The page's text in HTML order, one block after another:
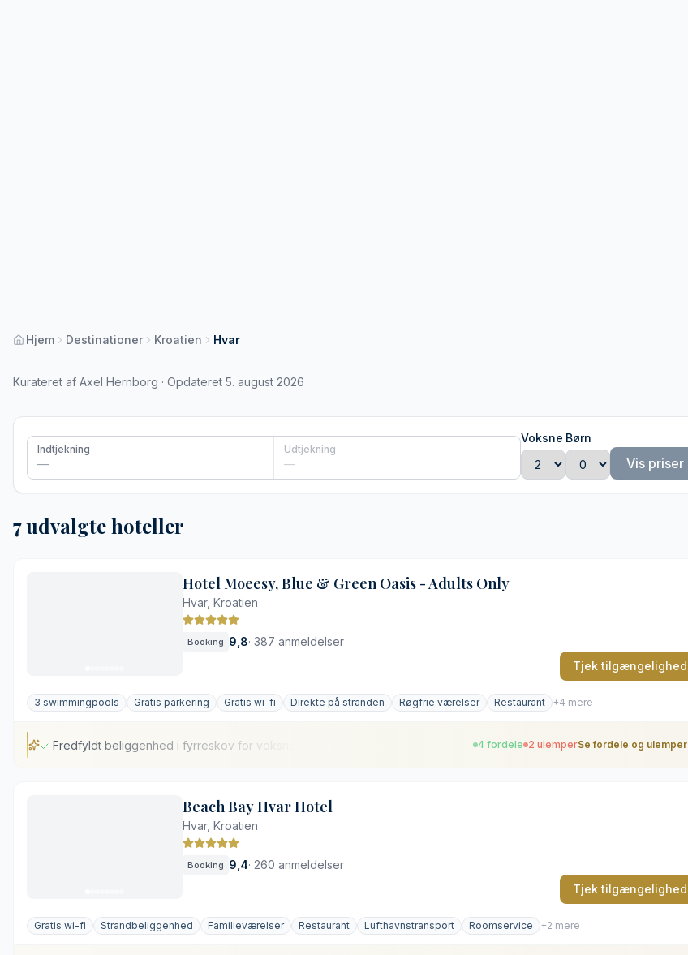
Hjem Destinationer Kroatien Hvar
Kurateret af Axel Hernborg · Opdateret 5. august 2026
Indtjekning
—
Udtjekning
—
Voksne Børn
Vis priser
7 udvalgte hoteller
Hotel Moeesy, Blue & Green Oasis - Adults Only
Hvar, Kroatien
Booking 9,8· 387 anmeldelser
Tjek tilgængelighed
3 swimmingpools Gratis parkering Gratis wi-fi Direkte på stranden Røgfrie værelser Restaurant +4 mere
Fredfyldt beliggenhed i fyrreskov for voksne 4 fordele 2 ulemperSe fordele og ulemper
Direkte adgang til strandpromenaden
Gennemførte wellnessfaciliteter inde og ude
Beach Bay Hvar Hotel
Hvar, Kroatien
Booking 9,4· 260 anmeldelser
Tjek tilgængelighed
Gratis wi-fi Strandbeliggenhed Familieværelser Restaurant Lufthavnstransport Roomservice +2 mere